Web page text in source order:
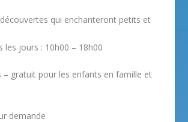
qui enchanteront petits et
les jours : 10h00 – 18h00
– gratuit pour les enfants en famille et
demande